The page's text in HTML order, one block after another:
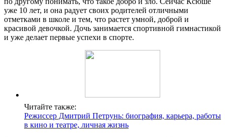
уже 10 лет, и она радует своих родителей отличными
отметками в школе и тем, что растет умной, доброй и
красивой девочкой. Дочь занимается спортивной гимнастикой
и уже делает первые успехи в спорте.
Читайте также:
Режиссер Дмитрий Петрунь: биография, карьера, работы
в кино и театре, личная жизнь